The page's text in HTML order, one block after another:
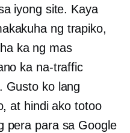
iyong site. Kaya
ng trapiko,
ka ng mas
ka na-traffic
Gusto ko lang
at hindi ako totoo
pera para sa Google